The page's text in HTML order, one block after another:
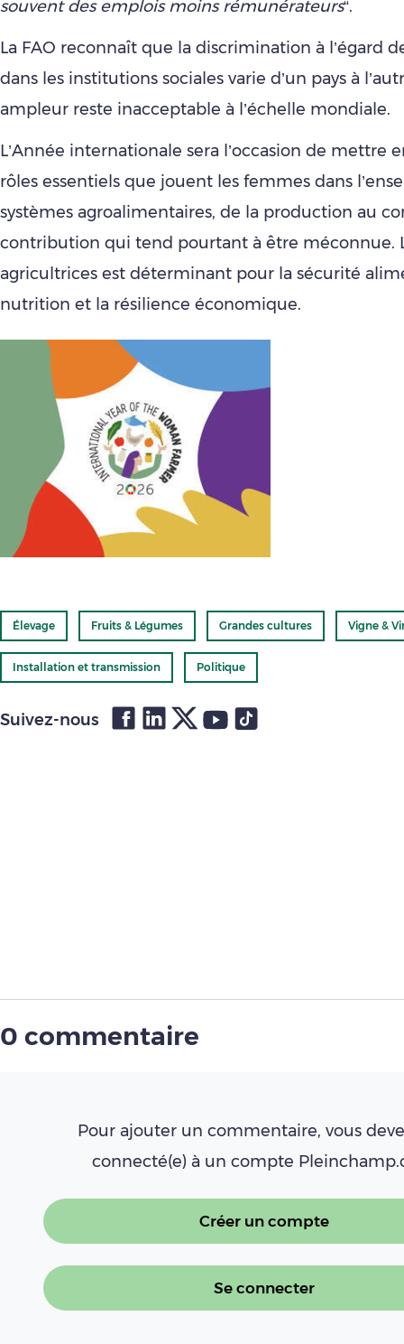
souvent des emplois moins rémunérateurs“.
La FAO reconnaît que la discrimination à l’égard
dans les institutions sociales varie d’un pays à
ampleur reste inacceptable à l’échelle mondiale.
L’Année internationale sera l’occasion de mettre
rôles essentiels que jouent les femmes dans
systèmes agroalimentaires, de la production au
contribution qui tend pourtant à être méconnue.
agricultrices est déterminant pour la sécurité
nutrition et la résilience économique.
Élevage Fruits & Légumes Grandes cultures Vigne &
Installation et transmission Politique
Suivez-nous
0 commentaire
Pour ajouter un commentaire, vous
connecté(e) à un compte
Créer un compte
Se connecter